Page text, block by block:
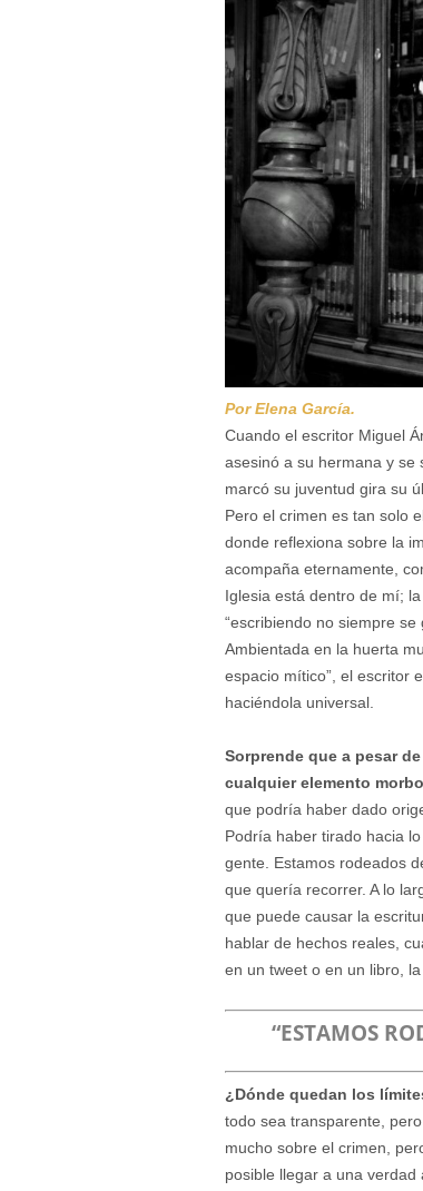
Por Elena García.
Cuando el escritor Miguel
asesinó a su hermana y se
marcó su juventud gira su
Pero el crimen es tan solo
donde reflexiona sobre la
acompaña eternamente,
Iglesia está dentro de mí;
“escribiendo no siempre
Ambientada en la huerta
espacio mítico”, el escritor
haciéndola universal.
Sorprende que a pesar
cualquier elemento
que podría haber dado
Podría haber tirado hacia
gente. Estamos rodeados
que quería recorrer. A lo
que puede causar la
hablar de hechos reales,
en un tweet o en un libro,
“ESTAMOS
¿Dónde quedan los
todo sea transparente,
mucho sobre el crimen,
posible llegar a una